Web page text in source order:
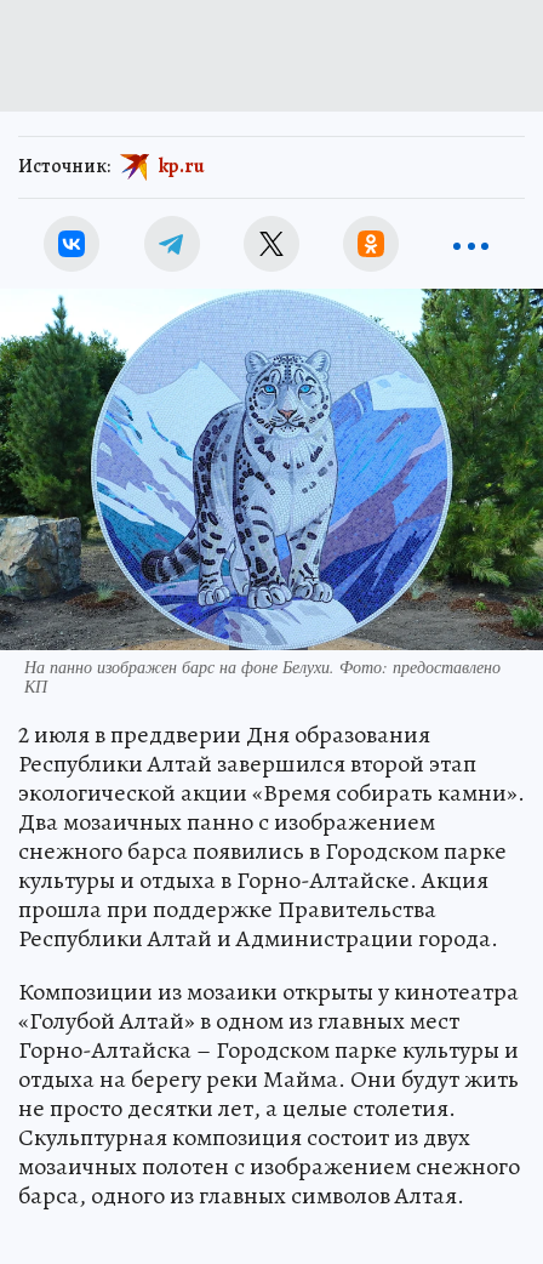
Источник: kp.ru
На панно изображен барс на фоне Белухи. Фото: предоставлено
КП
2 июля в преддверии Дня образования
Республики Алтай завершился второй этап
экологической акции «Время собирать камни».
Два мозаичных панно с изображением
снежного барса появились в Городском парке
культуры и отдыха в Горно-Алтайске. Акция
прошла при поддержке Правительства
Республики Алтай и Администрации города.
Композиции из мозаики открыты у кинотеатра
«Голубой Алтай» в одном из главных мест
Горно-Алтайска – Городском парке культуры и
отдыха на берегу реки Майма. Они будут жить
не просто десятки лет, а целые столетия.
Скульптурная композиция состоит из двух
мозаичных полотен с изображением снежного
барса, одного из главных символов Алтая.